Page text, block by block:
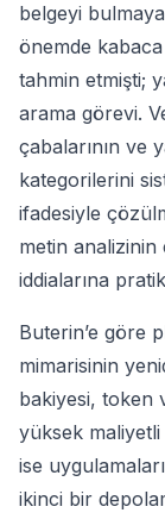
belgeyi
önemde
tahmin etmişti;
arama görevi.
çabalarının ve
kategorilerini
ifadesiyle
metin analizinin
iddialarına
Buterin’e göre
mimarisinin
bakiyesi, token
yüksek
ise
ikinci bir